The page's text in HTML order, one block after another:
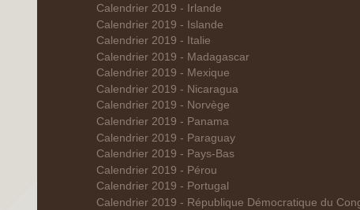
Calendrier 2019 - Irlande
Calendrier 2019 - Islande
Calendrier 2019 - Italie
Calendrier 2019 - Madagascar
Calendrier 2019 - Mexique
Calendrier 2019 - Nicaragua
Calendrier 2019 - Norvège
Calendrier 2019 - Panama
Calendrier 2019 - Paraguay
Calendrier 2019 - Pays-Bas
Calendrier 2019 - Pérou
Calendrier 2019 - Portugal
Calendrier 2019 - République Démocratique du